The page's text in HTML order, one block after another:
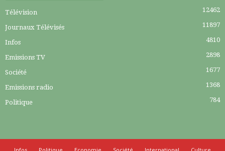
Télévision 12462
Journaux Télévisés 11897
Infos 4810
Emissions TV 2898
Société 1677
Emissions radio 1368
Politique 784